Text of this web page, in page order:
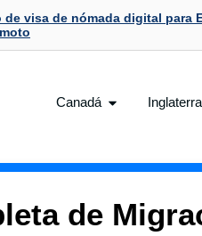
de visa de nómada digital para
Canadá Inglaterra
de